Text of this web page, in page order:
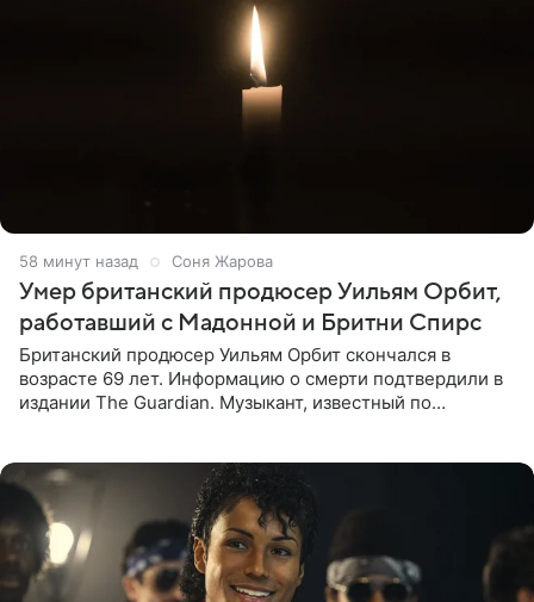
58 минут назад Соня Жарова
Умер британский продюсер Уильям Орбит,
работавший с Мадонной и Бритни Спирс
Британский продюсер Уильям Орбит скончался в
возрасте 69 лет. Информацию о смерти подтвердили в
издании The Guardian. Музыкант, известный по